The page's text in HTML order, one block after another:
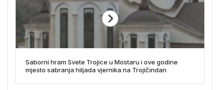
Saborni hram Svete Trojice u Mostaru i ove godine
mjesto sabranja hiljada vjernika na Trojičindan